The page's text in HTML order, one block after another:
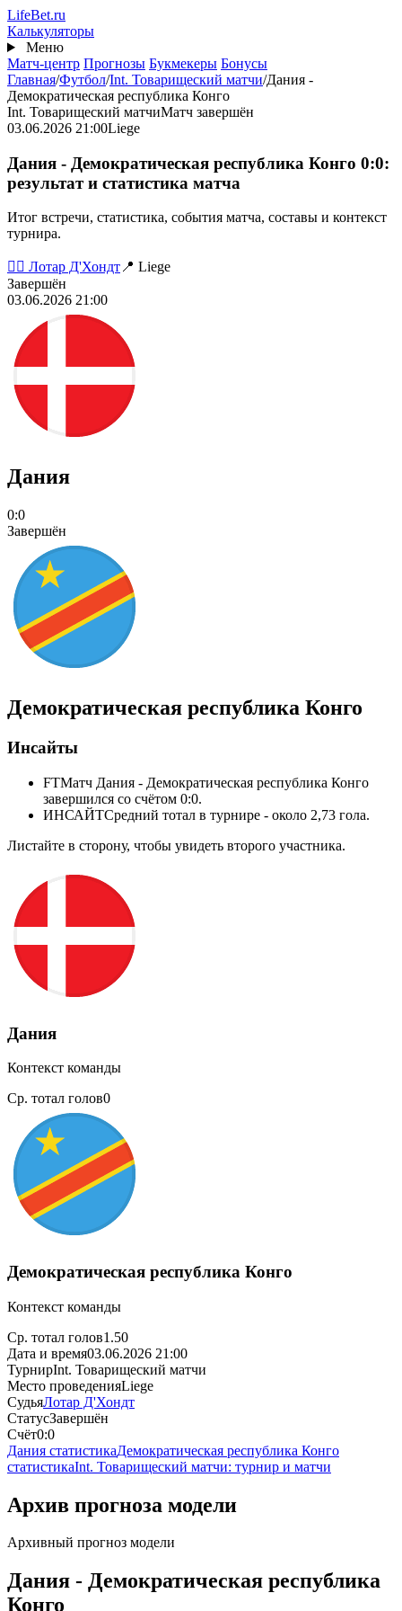
Перейти
к
основному
содержанию
LifeBet.ru
Калькуляторы
Меню
Матч-центр Прогнозы Букмекеры Бонусы
Главная/Футбол/Int. Товарищеский матчи/Дания -
Демократическая республика Конго
Int. Товарищеский матчиМатч завершён
03.06.2026 21:00Liege
Дания - Демократическая республика Конго 0:0:
результат и статистика матча
Итог встречи, статистика, события матча, составы и контекст
турнира.
👨‍⚖️ Лотар Д'Хондт📍 Liege
Завершён
03.06.2026 21:00
Дания
0:0
Завершён
Демократическая республика Конго
Инсайты
FTМатч Дания - Демократическая республика Конго
завершился со счётом 0:0.
ИНСАЙТСредний тотал в турнире - около 2,73 гола.
Листайте в сторону, чтобы увидеть второго участника.
Дания
Контекст команды
Ср. тотал голов0
Демократическая республика Конго
Контекст команды
Ср. тотал голов1.50
Дата и время03.06.2026 21:00
ТурнирInt. Товарищеский матчи
Место проведенияLiege
СудьяЛотар Д'Хондт
СтатусЗавершён
Счёт0:0
Дания статистикаДемократическая республика Конго
статистикаInt. Товарищеский матчи: турнир и матчи
Архив прогноза модели
Архивный прогноз модели
Дания - Демократическая республика
Конго